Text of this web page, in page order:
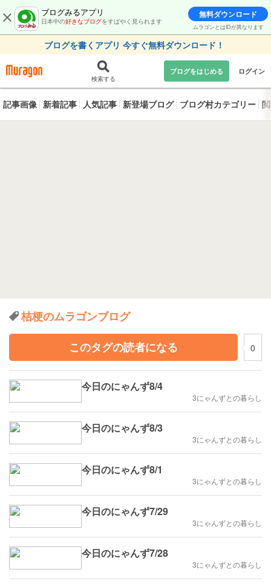
ブログみるアプリ
日本中の好きなブログをすばやく見られます
無料ダウンロード
ムラゴンとはIDが異なります
ブログを書くアプリ 今すぐ無料ダウンロード！
検索する
ブログをはじめる ログイン
記事画像 新着記事 人気記事 新登場ブログ ブログ村カテゴリー
桔梗のムラゴンブログ
このタグの読者になる
0
今日のにゃんず8/4
3にゃんずとの暮らし
今日のにゃんず8/3
3にゃんずとの暮らし
今日のにゃんず8/1
3にゃんずとの暮らし
今日のにゃんず7/29
3にゃんずとの暮らし
今日のにゃんず7/28
3にゃんずとの暮らし